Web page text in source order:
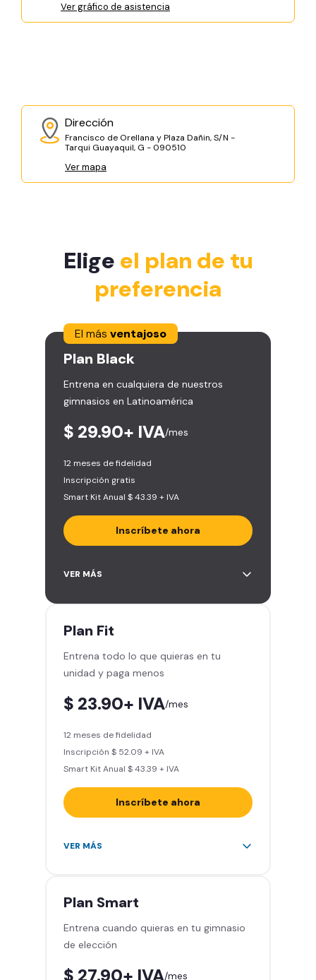
Ver gráfico de asistencia
Dirección
Francisco de Orellana y Plaza Dañin, S/N -
Tarqui Guayaquil, G - 090510
Ver mapa
Elige el plan de tu
preferencia
El más ventajoso
Plan Black
Entrena en cualquiera de nuestros
gimnasios en Latinoamérica
$ 29.90+ IVA/mes
12 meses de fidelidad
Inscripción gratis
Smart Kit Anual $ 43.39 + IVA
Inscríbete ahora
Área de peso libre, peso
grupales
gimnasio
Acceso a otros Smart Fit en el
mundo
Smart Fit App
Invitar un amigo a entrenar
Sillones de masaje
VER MÁS
Plan Fit
Entrena todo lo que quieras en tu
unidad y paga menos
$ 23.90+ IVA/mes
12 meses de fidelidad
Inscripción $ 52.09 + IVA
Smart Kit Anual $ 43.39 + IVA
Inscríbete ahora
Área de peso libre, peso
gimnasio
Acceso a otros Smart Fit en el
mundo
VER MÁS
Plan Smart
Entrena cuando quieras en tu gimnasio
de elección
$ 27.90+ IVA/mes